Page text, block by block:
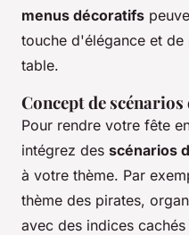
menus décoratifs
touche d'élégance et
table.
Concept de
Pour rendre votre fête
intégrez des scénarios
à votre thème. Par
thème des pirates,
avec des indices